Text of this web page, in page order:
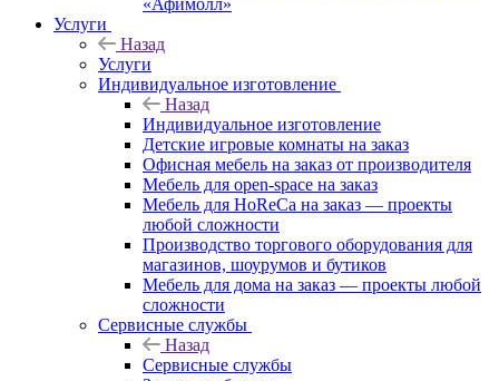
«Афимолл»
Услуги
Назад
Услуги
Индивидуальное изготовление
Назад
Индивидуальное изготовление
Детские игровые комнаты на заказ
Офисная мебель на заказ от производителя
Мебель для open-space на заказ
Мебель для HoReCa на заказ — проекты
любой сложности
Производство торгового оборудования для
магазинов, шоурумов и бутиков
Мебель для дома на заказ — проекты любой
сложности
Сервисные службы
Назад
Сервисные службы